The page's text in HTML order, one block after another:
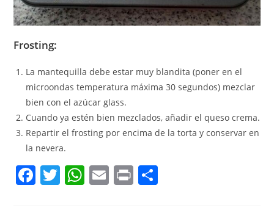
Frosting:
La mantequilla debe estar muy blandita (poner en el
microondas temperatura máxima 30 segundos) mezclar
bien con el azúcar glass.
Cuando ya estén bien mezclados, añadir el queso crema.
Repartir el frosting por encima de la torta y conservar en
la nevera.
F T W E Pr